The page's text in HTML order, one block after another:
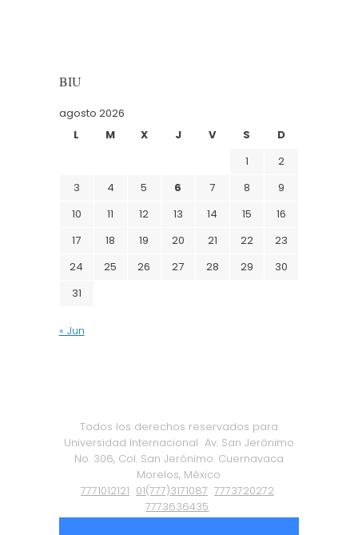
BIU
agosto 2026
L
M X J V S
D
1
2
3
4 5 6 7 8
9
10
11 12 13 14 15
16
17
18 19 20 21 22
23
24
25 26 27 28 29
30
31
« Jun
Todos los derechos reservados para
Universidad Internacional Av. San Jerónimo
No. 306, Col. San Jerónimo. Cuernavaca
Morelos, México
7771012121 01(777)3171087 7773720272
7773636435
Política de Privacidad|Certificación ISO